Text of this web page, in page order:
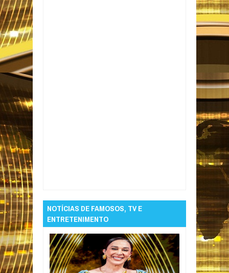
NOTÍCIAS DE FAMOSOS, TV E
ENTRETENIMENTO